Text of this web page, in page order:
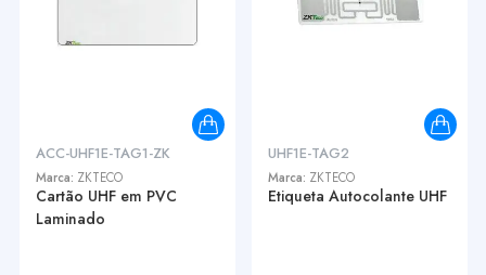
ACC-UHF1E-TAG1-ZK
Marca: ZKTECO
Cartão UHF em PVC
Laminado
UHF1E-TAG2
Marca: ZKTECO
Etiqueta Autocolante UHF